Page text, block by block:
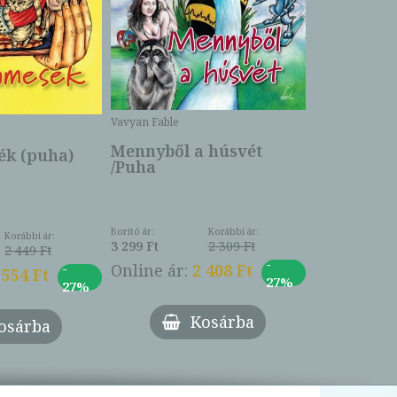
(puha)
Korábbi ár:
2 449 Ft
Ft
-
27%
Vavyan Fable
Mennyből a húsvét
/Puha
Borító ár:
3 299 Ft
Korábbi ár:
2 309 Ft
Online ár: 2 408 Ft
-
27%
Kosárba